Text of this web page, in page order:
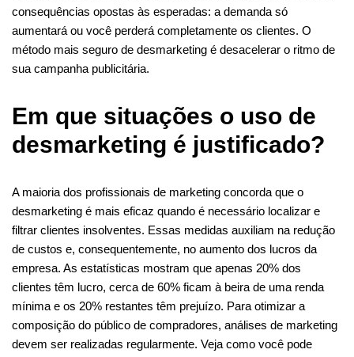
consequências opostas às esperadas: a demanda só
aumentará ou você perderá completamente os clientes. O
método mais seguro de desmarketing é desacelerar o ritmo de
sua campanha publicitária.
Em que situações o uso de
desmarketing é justificado?
A maioria dos profissionais de marketing concorda que o
desmarketing é mais eficaz quando é necessário localizar e
filtrar clientes insolventes. Essas medidas auxiliam na redução
de custos e, consequentemente, no aumento dos lucros da
empresa. As estatísticas mostram que apenas 20% dos
clientes têm lucro, cerca de 60% ficam à beira de uma renda
mínima e os 20% restantes têm prejuízo. Para otimizar a
composição do público de compradores, análises de marketing
devem ser realizadas regularmente. Veja como você pode